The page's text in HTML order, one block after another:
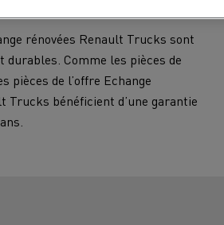
rénovées Renault Trucks sont
Comme les pièces de
pièces de l’offre Echange
Trucks bénéficient d’une garantie